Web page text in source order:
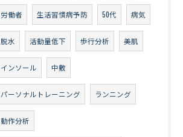
労働者 生活習慣病予防 50代 病気
脱水 活動量低下 歩行分析 美肌
インソール 中敷
パーソナルトレーニング ランニング
動作分析